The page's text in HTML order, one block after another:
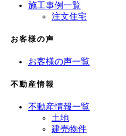
施工事例一覧
注文住宅
お客様の声
お客様の声一覧
不動産情報
不動産情報一覧
土地
建売物件